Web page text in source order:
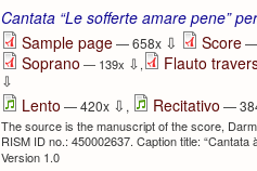
Cantata “Le sofferte amare pene”
Sample page— 658x ⇩ Score—
Soprano — 139x ⇩, Flauto
⇩
Lento — 420x ⇩ , Recitativo —
The source is the manuscript of the score,
RISM ID no.: 450002637. Caption title:
Version 1.0